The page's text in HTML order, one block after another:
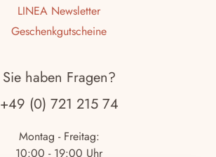
LINEA Newsletter
Geschenkgutscheine
Sie haben Fragen?
+49 (0) 721 215 74
Montag - Freitag:
10:00 - 19:00 Uhr